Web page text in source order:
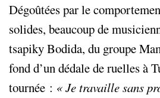
Dégoûtées par le
solides, beaucoup de
tsapiky Bodida, du groupe
fond d’un dédale de ruelles à
tournée : « Je travaille sans